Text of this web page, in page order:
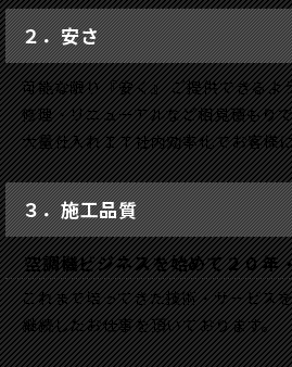
２．安さ
可能な限り『安く』 ご提供できるよ
修理・リニューアルなど相見積もり
大量仕入れＩＴ社内効率化でお客様
３．施工品質
空調機ビジネスを始めて２０年
これまで培ってきた技術・サービス
継続したお仕事を頂いております。